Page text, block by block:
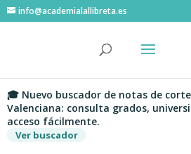
info@academialallibreta.es
🎓 Nuevo buscador de notas de corte
Valenciana: consulta grados,
acceso fácilmente.
Ver buscador